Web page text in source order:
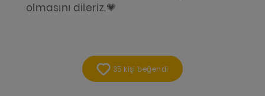
olmasını dileriz.💗
35 kişi beğendi